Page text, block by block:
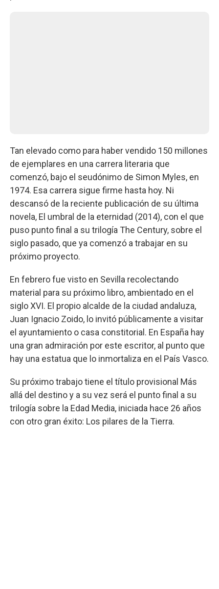
Tan elevado como para haber vendido 150 millones
de ejemplares en una carrera literaria que
comenzó, bajo el seudónimo de Simon Myles, en
1974. Esa carrera sigue firme hasta hoy. Ni
descansó de la reciente publicación de su última
novela, El umbral de la eternidad (2014), con el que
puso punto final a su trilogía The Century, sobre el
siglo pasado, que ya comenzó a trabajar en su
próximo proyecto.
En febrero fue visto en Sevilla recolectando
material para su próximo libro, ambientado en el
siglo XVI. El propio alcalde de la ciudad andaluza,
Juan Ignacio Zoido, lo invitó públicamente a visitar
el ayuntamiento o casa constitorial. En España hay
una gran admiración por este escritor, al punto que
hay una estatua que lo inmortaliza en el País Vasco.
Su próximo trabajo tiene el título provisional Más
allá del destino y a su vez será el punto final a su
trilogía sobre la Edad Media, iniciada hace 26 años
con otro gran éxito: Los pilares de la Tierra.